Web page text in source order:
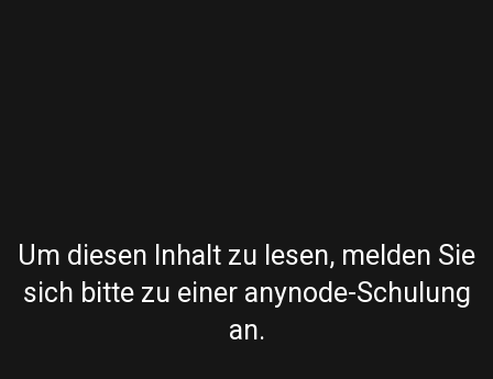
Um diesen Inhalt zu lesen, melden Sie
sich bitte zu einer anynode-Schulung
an.